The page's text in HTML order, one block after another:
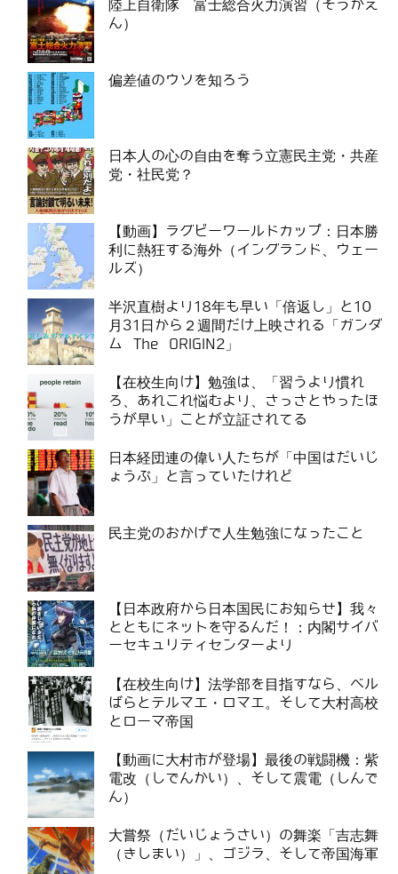
陸上自衛隊 富士総合火力演習（そうかえ
ん）
偏差値のウソを知ろう
日本人の心の自由を奪う立憲民主党・共産
党・社民党？
【動画】ラグビーワールドカップ：日本勝
利に熱狂する海外（イングランド、ウェー
ルズ）
半沢直樹より18年も早い「倍返し」と10
月31日から２週間だけ上映される「ガンダ
ム The ORIGIN2」
【在校生向け】勉強は、「習うより慣れ
ろ、あれこれ悩むより、さっさとやったほ
うが早い」ことが立証されてる
日本経団連の偉い人たちが「中国はだいじ
ょうぶ」と言っていたけれど
民主党のおかげで人生勉強になったこと
【日本政府から日本国民にお知らせ】我々
とともにネットを守るんだ！：内閣サイバ
ーセキュリティセンターより
【在校生向け】法学部を目指すなら、ベル
ばらとテルマエ・ロマエ。そして大村高校
とローマ帝国
【動画に大村市が登場】最後の戦闘機：紫
電改（しでんかい）、そして震電（しんで
ん）
大嘗祭（だいじょうさい）の舞楽「吉志舞
（きしまい）」、ゴジラ、そして帝国海軍